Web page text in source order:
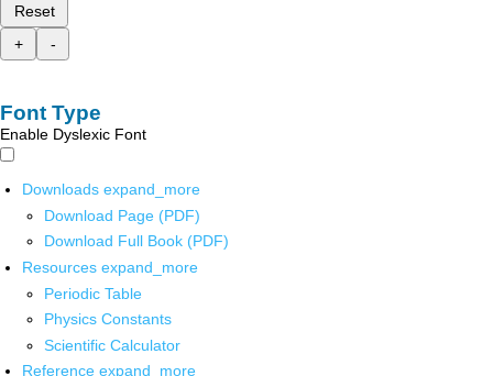
Reset
+
-
Font Type
Enable Dyslexic Font
Downloads expand_more
Download Page (PDF)
Download Full Book (PDF)
Resources expand_more
Periodic Table
Physics Constants
Scientific Calculator
Reference expand_more